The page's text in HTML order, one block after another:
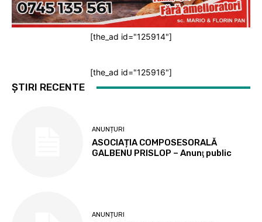
[the_ad id="125914"]
[the_ad id="125916"]
ȘTIRI RECENTE
ANUNȚURI
ASOCIAȚIA COMPOSESORALĂ
GALBENU PRISLOP – Anunţ public
ANUNȚURI